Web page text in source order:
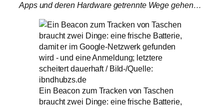
Apps und deren Hardware getrennte Wege gehen…
Ein Beacon zum Tracken von Taschen
braucht zwei Dinge: eine frische Batterie,